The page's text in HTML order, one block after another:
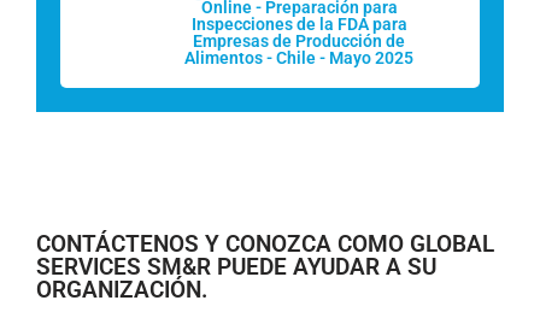
Online - Preparación para
Inspecciones de la FDA para
Empresas de Producción de
Alimentos - Chile - Mayo 2025
CONTÁCTENOS Y CONOZCA COMO GLOBAL
SERVICES SM&R PUEDE AYUDAR A SU
ORGANIZACIÓN.